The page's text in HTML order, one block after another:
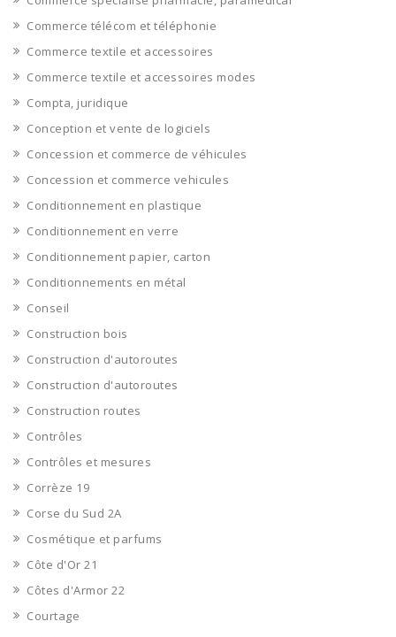
Commerce télécom et téléphonie
Commerce textile et accessoires
Commerce textile et accessoires modes
Compta, juridique
Conception et vente de logiciels
Concession et commerce de véhicules
Concession et commerce vehicules
Conditionnement en plastique
Conditionnement en verre
Conditionnement papier, carton
Conditionnements en métal
Conseil
Construction bois
Construction d'autoroutes
Construction d'autoroutes
Construction routes
Contrôles
Contrôles et mesures
Corrèze 19
Corse du Sud 2A
Cosmétique et parfums
Côte d'Or 21
Côtes d'Armor 22
Courtage